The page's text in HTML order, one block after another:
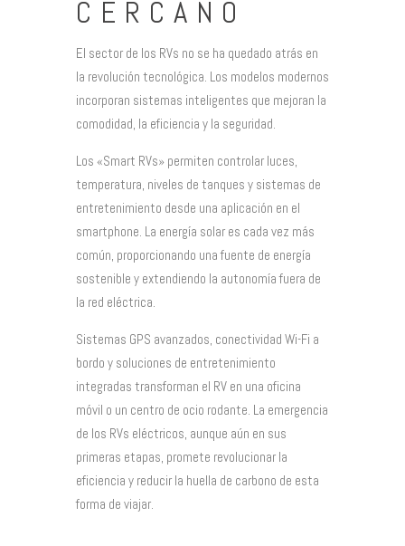
CERCANO
El sector de los RVs no se ha quedado atrás en
la revolución tecnológica. Los modelos modernos
incorporan sistemas inteligentes que mejoran la
comodidad, la eficiencia y la seguridad.
Los «Smart RVs» permiten controlar luces,
temperatura, niveles de tanques y sistemas de
entretenimiento desde una aplicación en el
smartphone. La energía solar es cada vez más
común, proporcionando una fuente de energía
sostenible y extendiendo la autonomía fuera de
la red eléctrica.
Sistemas GPS avanzados, conectividad Wi-Fi a
bordo y soluciones de entretenimiento
integradas transforman el RV en una oficina
móvil o un centro de ocio rodante. La emergencia
de los RVs eléctricos, aunque aún en sus
primeras etapas, promete revolucionar la
eficiencia y reducir la huella de carbono de esta
forma de viajar.